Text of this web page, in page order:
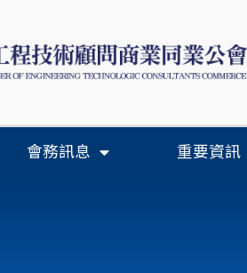
會務訊息 重要資訊